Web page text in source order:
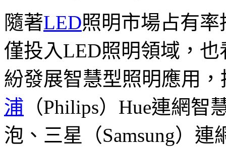
隨著LED照明市場占有
僅投入LED照明領域，
紛發展智慧型照明應用
浦 （Philips）Hue連網
泡、三星（Samsung）